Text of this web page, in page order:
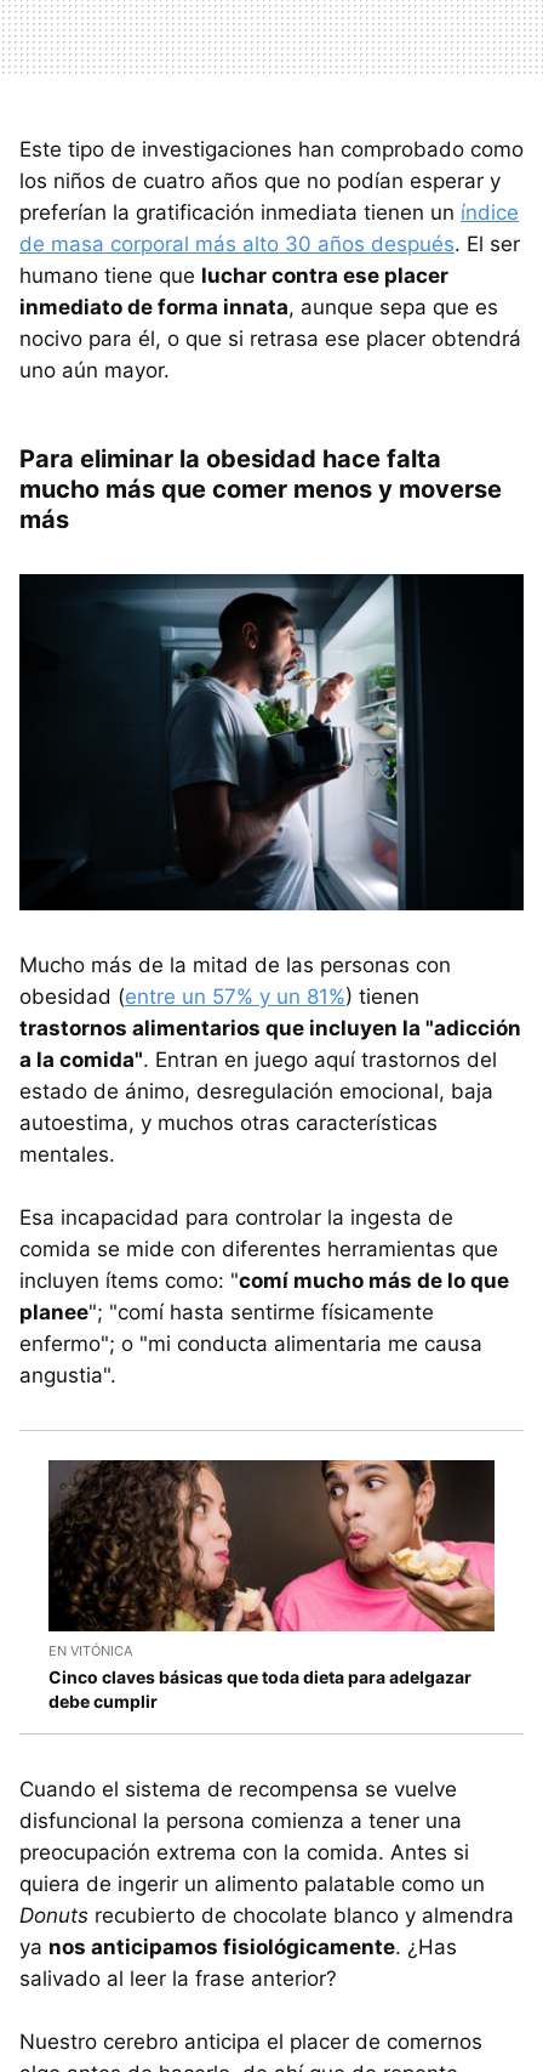
Este tipo de investigaciones han comprobado como
los niños de cuatro años que no podían esperar y
preferían la gratificación inmediata tienen un índice
de masa corporal más alto 30 años después. El ser
humano tiene que luchar contra ese placer
inmediato de forma innata, aunque sepa que es
nocivo para él, o que si retrasa ese placer obtendrá
uno aún mayor.
Para eliminar la obesidad hace falta
mucho más que comer menos y moverse
más
Mucho más de la mitad de las personas con
obesidad (entre un 57% y un 81%) tienen
trastornos alimentarios que incluyen la "adicción
a la comida". Entran en juego aquí trastornos del
estado de ánimo, desregulación emocional, baja
autoestima, y muchos otras características
mentales.
Esa incapacidad para controlar la ingesta de
comida se mide con diferentes herramientas que
incluyen ítems como: "comí mucho más de lo que
planee"; "comí hasta sentirme físicamente
enfermo"; o "mi conducta alimentaria me causa
angustia".
EN VITÓNICA
Cinco claves básicas que toda dieta para adelgazar
debe cumplir
Cuando el sistema de recompensa se vuelve
disfuncional la persona comienza a tener una
preocupación extrema con la comida. Antes si
quiera de ingerir un alimento palatable como un
Donuts recubierto de chocolate blanco y almendra
ya nos anticipamos fisiológicamente. ¿Has
salivado al leer la frase anterior?
Nuestro cerebro anticipa el placer de comernos